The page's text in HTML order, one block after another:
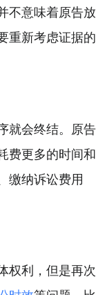
不意味着原告放
重新考虑证据的
就会终结。原告
费更多的时间和
缴纳诉讼费用
权利，但是再次